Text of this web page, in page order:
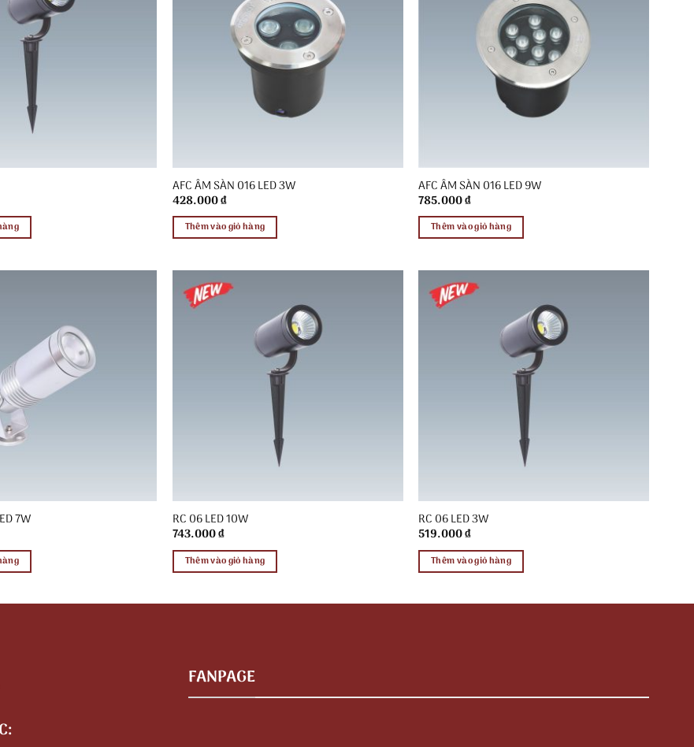
AFC ÂM SÀN 016 LED 3W
428.000₫
Thêm vào giỏ hàng
AFC ÂM SÀN 016 LED 9W
785.000₫
Thêm vào giỏ hàng
7W
RC 06 LED 10W
743.000₫
Thêm vào giỏ hàng
RC 06 LED 3W
519.000₫
Thêm vào giỏ hàng
FANPAGE